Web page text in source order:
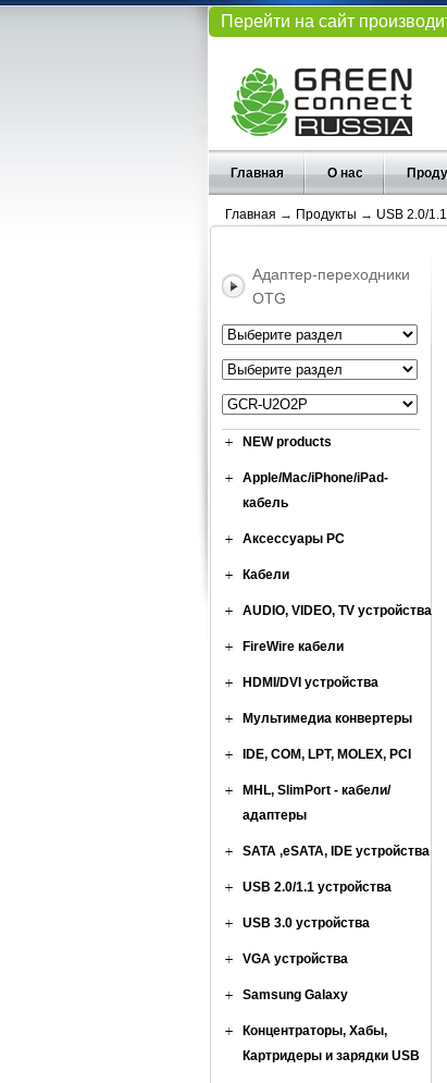
Перейти на сайт
Главная О нас
Главная → Продукты → USB 2.0/
Адаптер-переходники
OTG
NEW products
Apple/Mac/iPhone/iPad-
кабель
Аксессуары PC
Кабели
AUDIO, VIDEO, TV устройства
FireWire кабели
HDMI/DVI устройства
Мультимедиа конвертеры
IDE, COM, LPT, MOLEX, PCI
MHL, SlimPort - кабели/
адаптеры
SATA ,eSATA, IDE устройства
USB 2.0/1.1 устройства
USB 3.0 устройства
VGA устройства
Samsung Galaxy
Концентраторы, Хабы,
Картридеры и зарядки USB